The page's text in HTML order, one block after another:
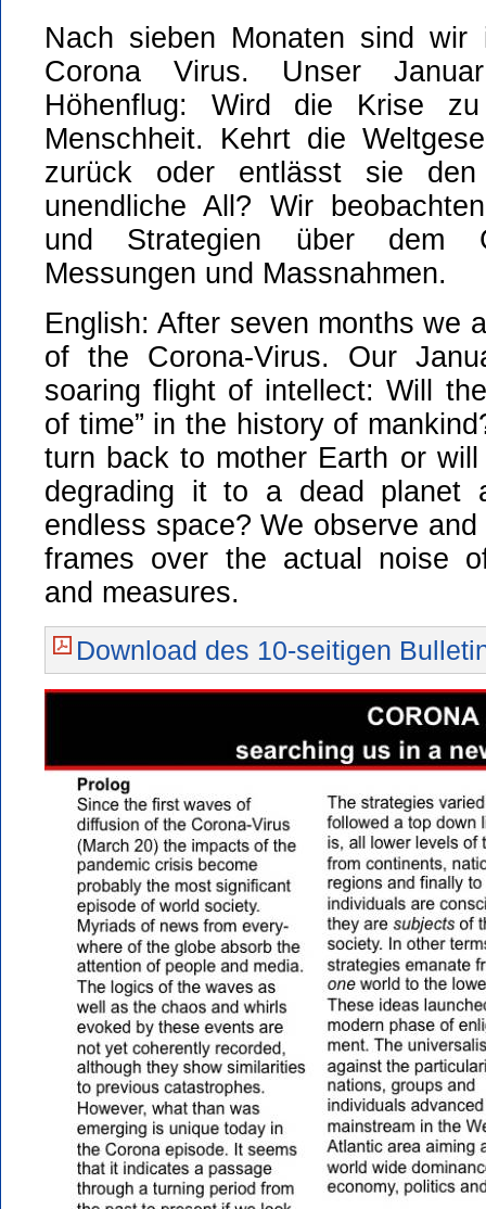
Nach sieben Monaten sind
Corona Virus. Unser
Höhenflug: Wird die Krise
Menschheit. Kehrt die
zurück oder entlässt sie
unendliche All? Wir
und Strategien über dem
Messungen und Massnahmen.
English: After seven months we
of the Corona-Virus. Our
soaring flight of intellect: Will
of time” in the history of
turn back to mother Earth or
degrading it to a dead planet
endless space? We observe
frames over the actual noise
and measures.
Download des 10-seitigen